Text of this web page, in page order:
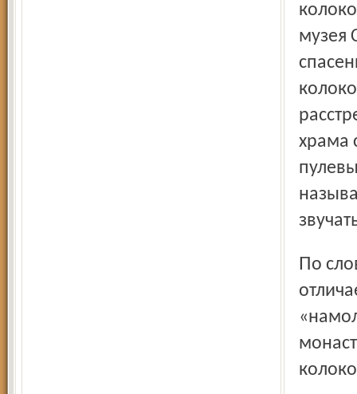
музея
храма
По словам Сергея Башкирова, звук старинных колоколов